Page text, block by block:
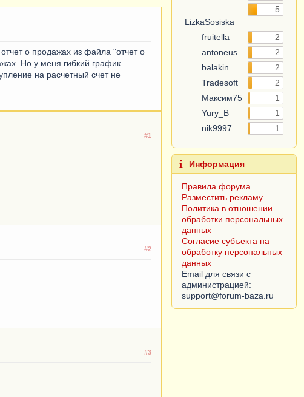
о продажах из файла "отчет о
Но у меня гибкий график
на расчетный счет не
#1
#2
#3
LizkaSosiska
5
fruitella
2
antoneus
2
balakin
2
Tradesoft
2
Максим75
1
Yury_B
1
nik9997
1
Информация
Правила форума
Разместить рекламу
Политика в отношении
обработки персональных
данных
Согласие субъекта на
обработку персональных
данных
Email для связи с
администрацией: